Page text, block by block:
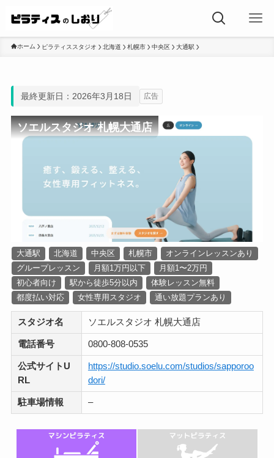
ホーム ピラティススタジオ 北海道 札幌市 中央区 大通駅
最終更新日：2026年3月18日 広告
ソエルスタジオ 札幌大通店
大通駅 北海道 中央区 札幌市
オンラインレッスンあり
グループレッスン
月額1万円以下
月額1〜2万円
初心者向け
駅から徒歩5分以内
体験レッスン無料
都度払い対応
女性専用スタジオ 通い放題プランあり
スタジオ名 ソエルスタジオ 札幌大通店
電話番号 0800-808-0535
公式サイトU
RL
https://studio.soelu.com/studios/sapporoo
dori/
駐車場情報 –